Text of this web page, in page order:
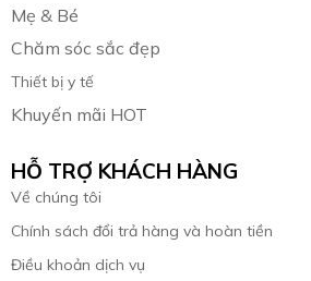
Mẹ & Bé
Chăm sóc sắc đẹp
Thiết bị y tế
Khuyến mãi HOT
HỖ TRỢ KHÁCH HÀNG
Về chúng tôi
Chính sách đổi trả hàng và hoàn tiền
Điều khoản dịch vụ